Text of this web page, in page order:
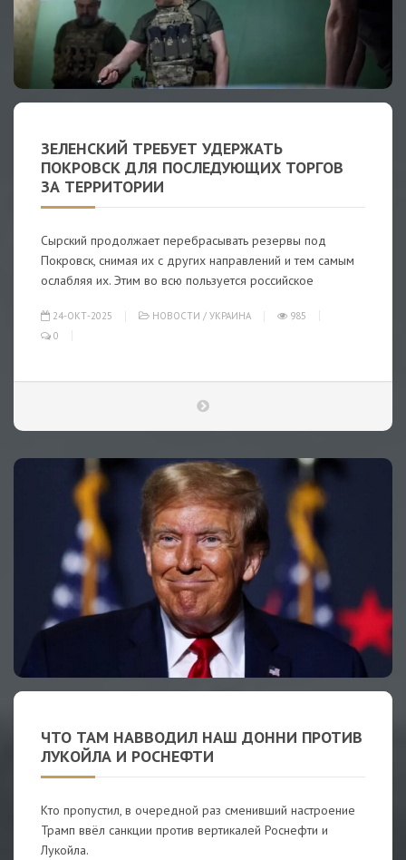
ЗЕЛЕНСКИЙ ТРЕБУЕТ УДЕРЖАТЬ
ПОКРОВСК ДЛЯ ПОСЛЕДУЮЩИХ ТОРГОВ
ЗА ТЕРРИТОРИИ
Сырский продолжает перебрасывать резервы под
Покровск, снимая их с других направлений и тем самым
ослабляя их. Этим во всю пользуется российское
24-ОКТ-2025 НОВОСТИ / УКРАИНА
985
0
ЧТО ТАМ НАВВОДИЛ НАШ ДОННИ ПРОТИВ
ЛУКОЙЛА И РОСНЕФТИ
Кто пропустил, в очередной раз сменивший настроение
Трамп ввёл санкции против вертикалей Роснефти и
Лукойла.